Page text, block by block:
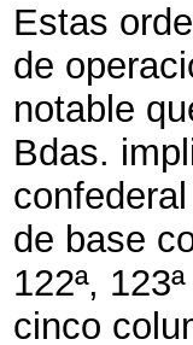
Estas
de
notable
Bdas.
confederal
de base
122ª,
cinco